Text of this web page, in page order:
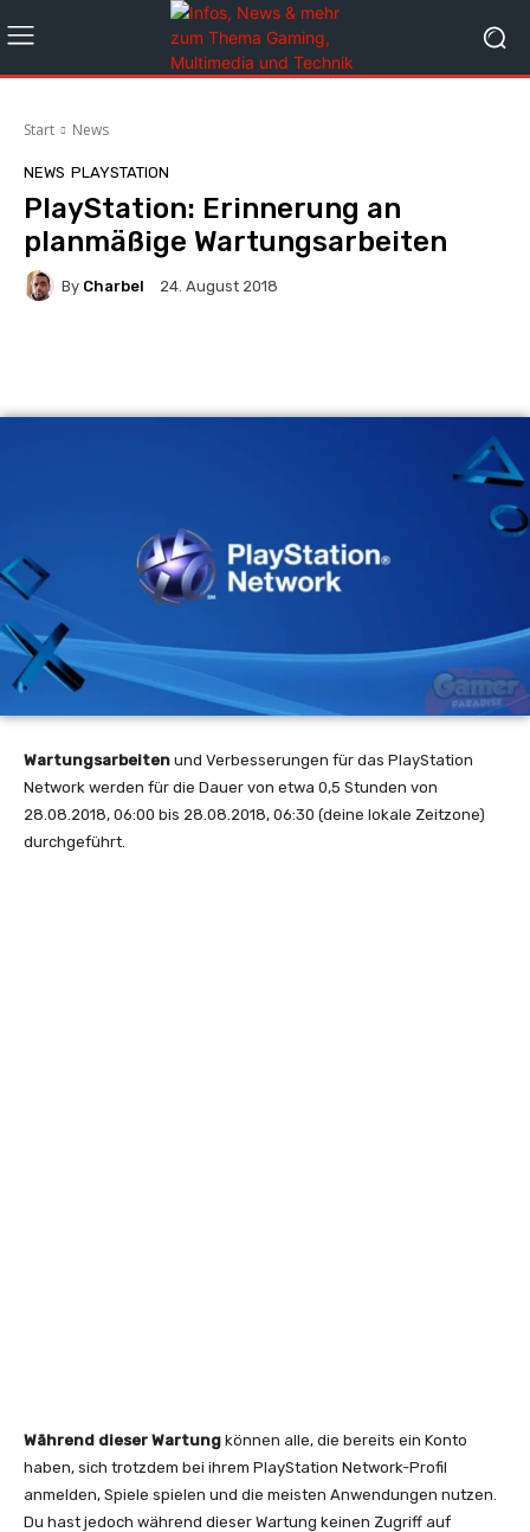
Start News
NEWS PLAYSTATION
PlayStation: Erinnerung an
planmäßige Wartungsarbeiten
By Charbel 24. August 2018
Wartungsarbeiten und Verbesserungen für das PlayStation
Network werden für die Dauer von etwa 0,5 Stunden von
28.08.2018, 06:00 bis 28.08.2018, 06:30 (deine lokale Zeitzone)
durchgeführt.
Während dieser Wartung können alle, die bereits ein Konto
haben, sich trotzdem bei ihrem PlayStation Network-Profil
anmelden, Spiele spielen und die meisten Anwendungen nutzen.
Du hast jedoch während dieser Wartung keinen Zugriff auf